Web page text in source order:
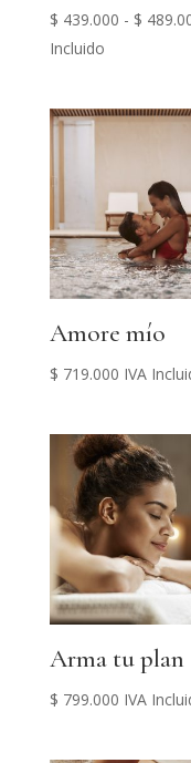
$ 439.000 - $
Incluido
Amore mío
$ 719.000 IVA
Arma tu plan
$ 799.000 IVA